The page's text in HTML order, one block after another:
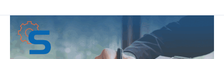
Entenda
as
obrigações
da